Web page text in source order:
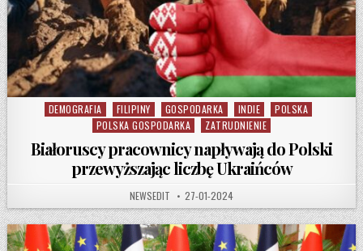
Posted in
DEMOGRAFIA FILIPINY GOSPODARKA INDIE
POLSKA
POLSKA GOSPODARKA
ZATRUDNIENIE
Białoruscy pracownicy napływają do Polski
przewyższając liczbę Ukraińców
AUTHOR:
NEWSEDIT PUBLISHED DATE:
27-01-2024